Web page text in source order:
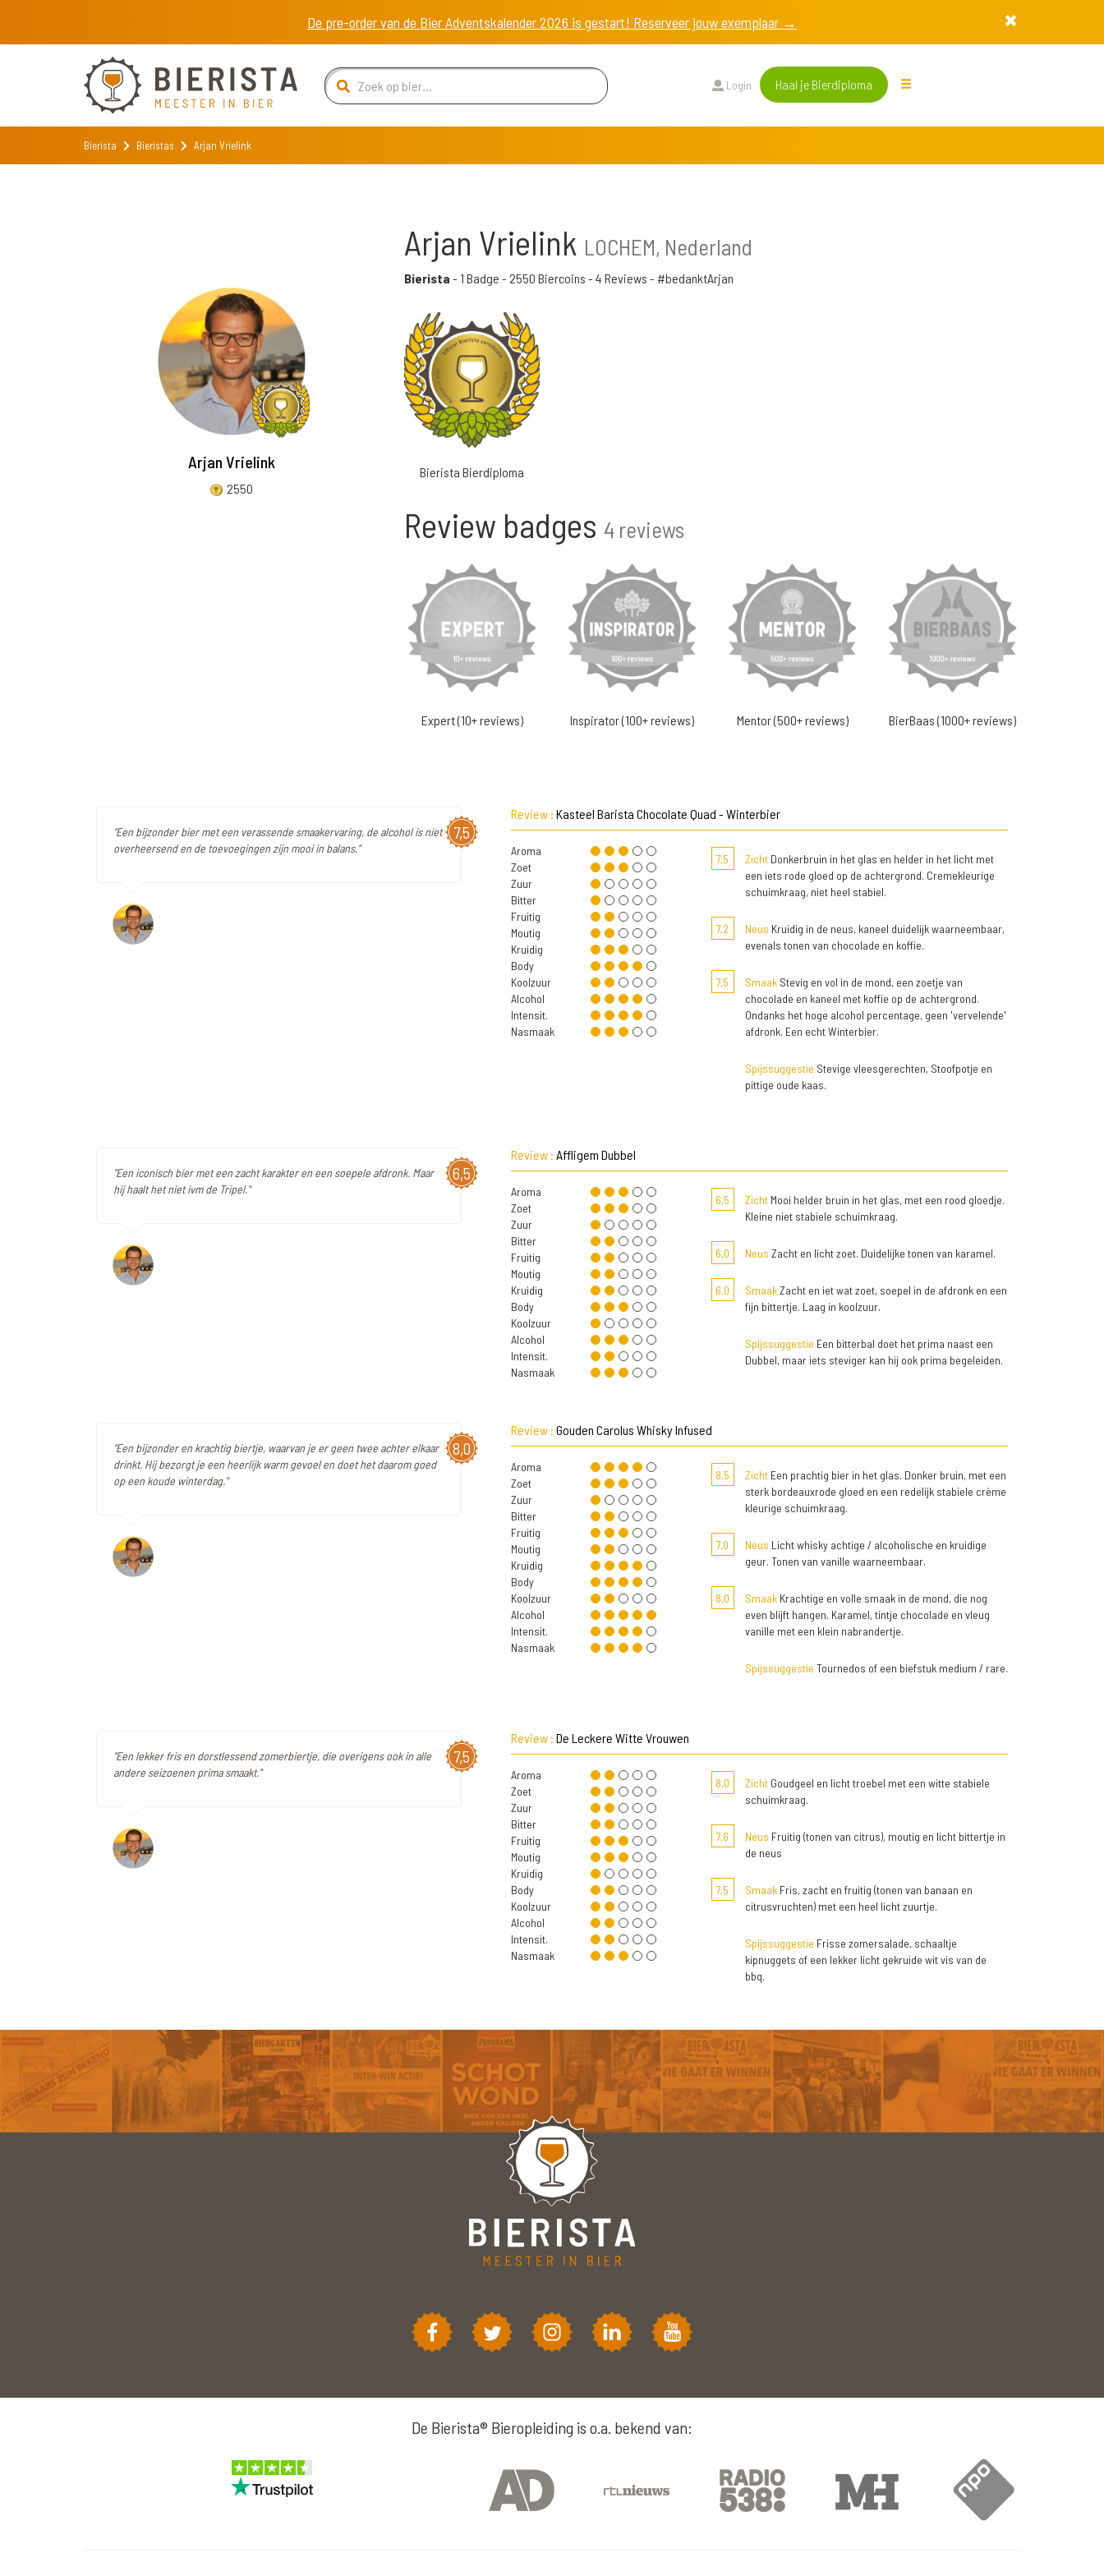
De pre-order van de Bier Adventskalender 2026 is gestart! Reserveer jouw exemplaar →
Login Haal je Bierdiploma
Bierista Bieristas Arjan Vrielink
Arjan Vrielink
2550
Arjan Vrielink LOCHEM, Nederland
Bierista - 1 Badge - 2550 Biercoins - 4 Reviews - #bedanktArjan
Bierista Bierdiploma
Review badges 4 reviews
Expert (10+ reviews) Inspirator (100+ reviews) Mentor (500+ reviews) BierBaas (1000+ reviews)
7,5
"Een bijzonder bier met een verassende smaakervaring, de alcohol is niet
overheersend en de toevoegingen zijn mooi in balans."
Review : Kasteel Barista Chocolate Quad - Winterbier
Aroma
Zoet
Zuur
Bitter
Fruitig
Moutig
Kruidig
Body
Koolzuur
Alcohol
Intensit.
Nasmaak
7,5 ZichtDonkerbruin in het glas en helder in het licht met
een iets rode gloed op de achtergrond. Cremekleurige
schuimkraag, niet heel stabiel.
7,2 Neus Kruidig in de neus, kaneel duidelijk waarneembaar,
evenals tonen van chocolade en koffie.
7,5 SmaakStevig en vol in de mond, een zoetje van
chocolade en kaneel met koffie op de achtergrond.
Ondanks het hoge alcohol percentage, geen 'vervelende'
afdronk. Een echt Winterbier.
Spijssuggestie Stevige vleesgerechten, Stoofpotje en
pittige oude kaas.
6,5
"Een iconisch bier met een zacht karakter en een soepele afdronk. Maar
hij haalt het niet ivm de Tripel."
Review : Affligem Dubbel
Aroma
Zoet
Zuur
Bitter
Fruitig
Moutig
Kruidig
Body
Koolzuur
Alcohol
Intensit.
Nasmaak
6,5 ZichtMooi helder bruin in het glas, met een rood gloedje.
Kleine niet stabiele schuimkraag.
6,0 Neus Zacht en licht zoet. Duidelijke tonen van karamel.
6,0 SmaakZacht en iet wat zoet, soepel in de afdronk en een
fijn bittertje. Laag in koolzuur.
Spijssuggestie Een bitterbal doet het prima naast een
Dubbel, maar iets steviger kan hij ook prima begeleiden.
8,0
"Een bijzonder en krachtig biertje, waarvan je er geen twee achter elkaar
drinkt. Hij bezorgt je een heerlijk warm gevoel en doet het daarom goed
op een koude winterdag."
Review : Gouden Carolus Whisky Infused
Aroma
Zoet
Zuur
Bitter
Fruitig
Moutig
Kruidig
Body
Koolzuur
Alcohol
Intensit.
Nasmaak
8,5 ZichtEen prachtig bier in het glas. Donker bruin, met een
sterk bordeauxrode gloed en een redelijk stabiele crème
kleurige schuimkraag.
7,0 Neus Licht whisky achtige / alcoholische en kruidige
geur. Tonen van vanille waarneembaar.
8,0 SmaakKrachtige en volle smaak in de mond, die nog
even blijft hangen. Karamel, tintje chocolade en vleug
vanille met een klein nabrandertje.
Spijssuggestie Tournedos of een biefstuk medium / rare.
7,5
"Een lekker fris en dorstlessend zomerbiertje, die overigens ook in alle
andere seizoenen prima smaakt."
Review : De Leckere Witte Vrouwen
Aroma
Zoet
Zuur
Bitter
Fruitig
Moutig
Kruidig
Body
Koolzuur
Alcohol
Intensit.
Nasmaak
8,0 ZichtGoudgeel en licht troebel met een witte stabiele
schuimkraag.
7,6 Neus Fruitig (tonen van citrus), moutig en licht bittertje in
de neus
7,5 SmaakFris, zacht en fruitig (tonen van banaan en
citrusvruchten) met een heel licht zuurtje.
Spijssuggestie Frisse zomersalade, schaaltje
kipnuggets of een lekker licht gekruide wit vis van de
bbq.
De Bierista® Bieropleiding is o.a. bekend van: